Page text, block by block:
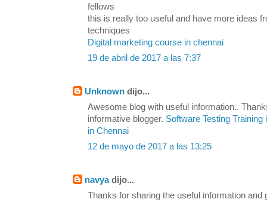
fellows
this is really too useful and have more ideas
techniques
Digital marketing course in chennai
19 de abril de 2017 a las 7:37
Unknown dijo...
Awesome blog with useful information..
informative blogger. Software Testing Training
in Chennai
12 de mayo de 2017 a las 13:25
navyadijo...
Thanks for sharing the useful information and